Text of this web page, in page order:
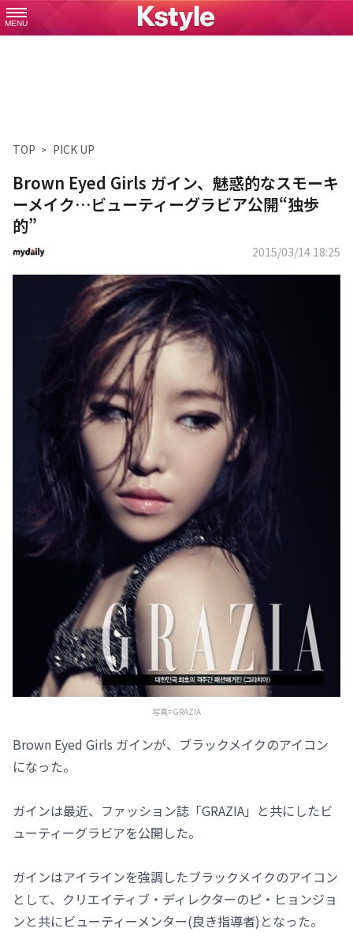
MENU
TOP PICK UP
Brown Eyed Girls ガイン、魅惑的なスモーキ
ーメイク…ビューティーグラビア公開“独歩
的”
2015/03/14 18:25
写真=GRAZIA
Brown Eyed Girls ガインが、ブラックメイクのアイコン
になった。
ガインは最近、ファッション誌「GRAZIA」と共にしたビ
ューティーグラビアを公開した。
ガインはアイラインを強調したブラックメイクのアイコン
として、クリエイティブ・ディレクターのピ・ヒョンジョ
ンと共にビューティーメンター(良き指導者)となった。